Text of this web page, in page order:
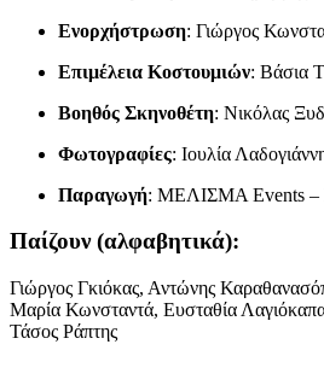
Ενορχήστρωση: Γιώργος
Επιμέλεια Κοστουμιών: Βάσια
Βοηθός Σκηνοθέτη: Νικόλας
Φωτογραφίες: Ιουλία
Παραγωγή: ΜΕΛΙΣΜΑ Events –
Παίζουν (αλφαβητικά):
Γιώργος Γκιόκας, Αντώνης
Μαρία Κωνσταντά, Ευσταθία
Τάσος Ράπτης